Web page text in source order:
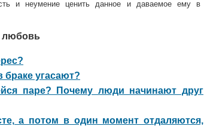
и неумение ценить данное и даваемое ему в
любовь
угасают?
паре? Почему люди начинают друг
а потом в один момент отдаляются,